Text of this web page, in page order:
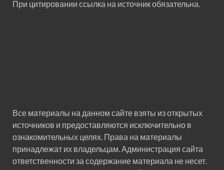
При цитировании ссылка на источник обязательна.
Все материалы на данном сайте взяты из открытых
источников и предоставляются исключительно в
ознакомительных целях. Права на материалы
принадлежат их владельцам. Администрация сайта
ответственности за содержание материала не несет.